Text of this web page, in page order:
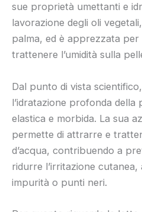
sue proprietà umettanti e
lavorazione degli oli
palma, ed è apprezzata per
trattenere l’umidità sulla
Dal punto di vista
l’idratazione profonda della
elastica e morbida. La sua
permette di attrarre e
d’acqua, contribuendo a
ridurre l’irritazione
impurità o punti neri.